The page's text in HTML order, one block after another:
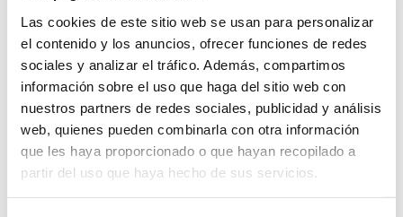
Las cookies de este sitio web se usan para personalizar
el contenido y los anuncios, ofrecer funciones de redes
sociales y analizar el tráfico. Además, compartimos
información sobre el uso que haga del sitio web con
nuestros partners de redes sociales, publicidad y análisis
web, quienes pueden combinarla con otra información
que les haya proporcionado o que hayan recopilado a
partir del uso que haya hecho de sus servicios.
haya podido entregar como el cliente ha
solicitado y éste puede recibir un
informe completo sobre los resultados.
Además, el programa traza la ruta
realizada gracias a la geolocalización.
Otra ventaja de la aplicación es que, al